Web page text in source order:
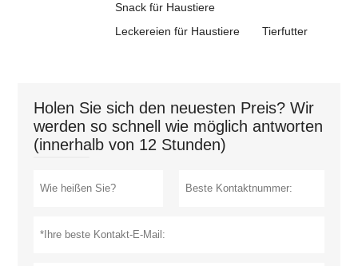
Snack für Haustiere
Leckereien für Haustiere
Tierfutter
Holen Sie sich den neuesten Preis? Wir
werden so schnell wie möglich antworten
(innerhalb von 12 Stunden)